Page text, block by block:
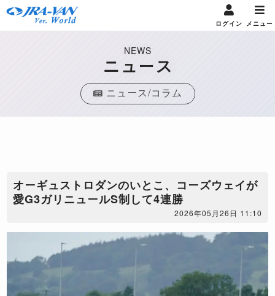
ログイン メニュー
NEWS
ニュース
ニュース/コラム
​オーギュストロダンのいとこ、コーズウェイが
愛G3ガリニュールS制して4連勝
2026年05月26日 11:10